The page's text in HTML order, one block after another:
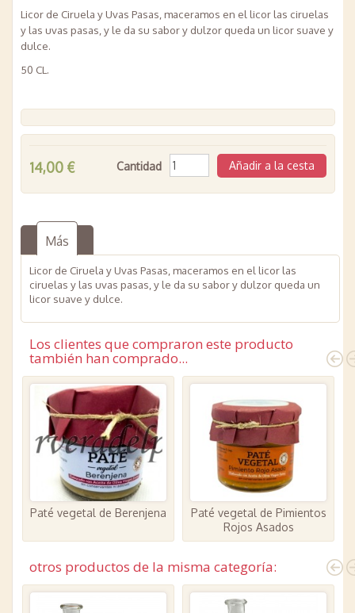
Licor de Ciruela y Uvas Pasas, maceramos en el licor las ciruelas
y las uvas pasas, y le da su sabor y dulzor queda un licor suave y
dulce.
50 CL.
14,00 € Cantidad
Más
Licor de Ciruela y Uvas Pasas, maceramos en el licor las
ciruelas y las uvas pasas, y le da su sabor y dulzor queda un
licor suave y dulce.
Los clientes que compraron este producto
también han comprado...
Paté vegetal de Berenjena
Paté vegetal de Pimientos
Rojos Asados
otros productos de la misma categoría: